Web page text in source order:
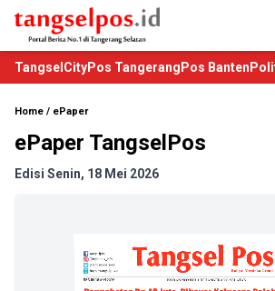
TangselCityPos Tangerang Pos Banten
Home / ePaper
ePaper TangselPos
Edisi Senin, 18 Mei 2026